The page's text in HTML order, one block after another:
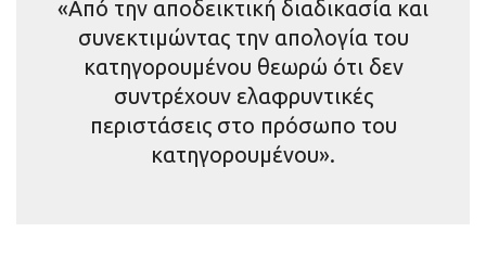
«Από την αποδεικτική διαδικασία και
συνεκτιμώντας την απολογία του
κατηγορουμένου θεωρώ ότι δεν
συντρέχουν ελαφρυντικές
περιστάσεις στο πρόσωπο του
κατηγορουμένου».